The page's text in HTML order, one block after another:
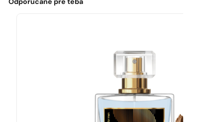
ti
Odporúčané pre teba